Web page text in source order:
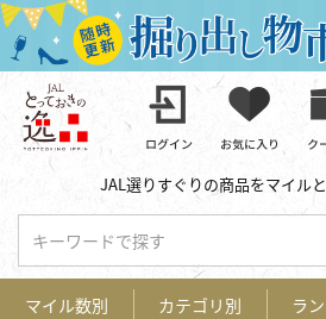
JAL選りすぐりの商品をマイル
キーワードで探す
マイル数別 カテゴリ別 ラ